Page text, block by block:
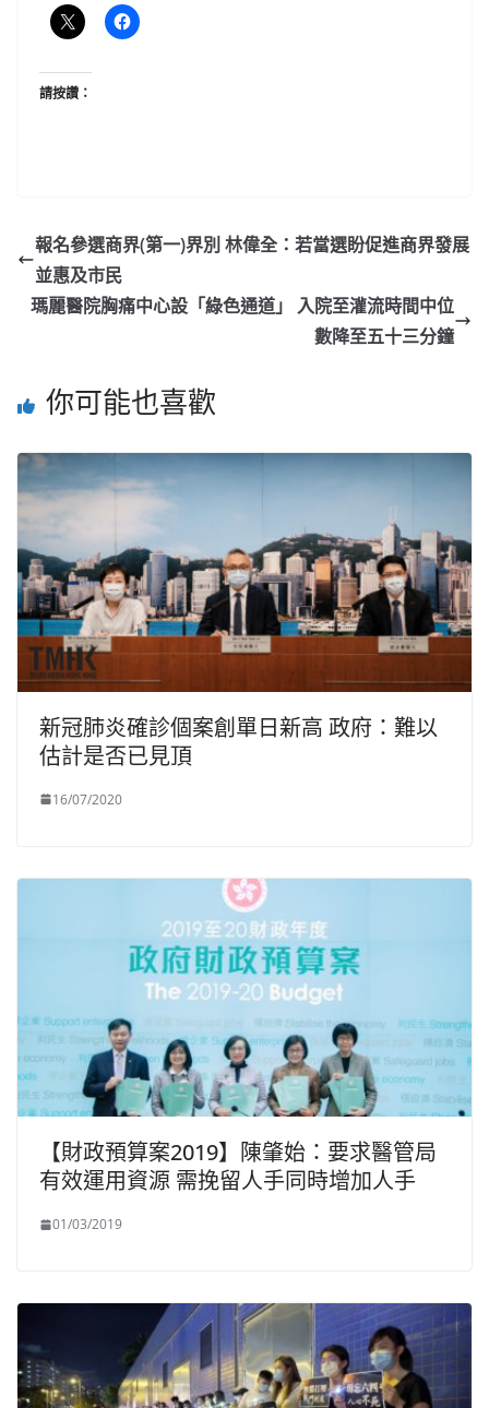
請按讚：
報名參選商界(第一)界別 林偉全：若當選盼促進商界發展
並惠及市民
瑪麗醫院胸痛中心設「綠色通道」 入院至灌流時間中位
數降至五十三分鐘
你可能也喜歡
新冠肺炎確診個案創單日新高 政府：難以
估計是否已見頂
16/07/2020
【財政預算案2019】陳肇始：要求醫管局
有效運用資源 需挽留人手同時增加人手
01/03/2019